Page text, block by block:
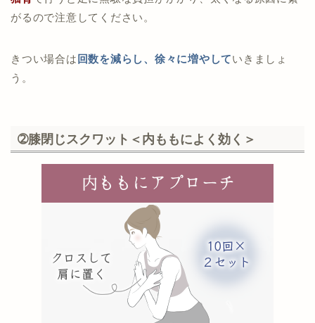
がるので注意してください。
きつい場合は 回数を減らし、徐々に増やしていきましょ
う。
➁膝閉じスクワット＜内ももによく効く＞